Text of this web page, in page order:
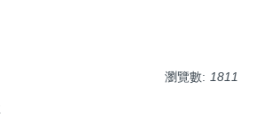
瀏覽數: 1811